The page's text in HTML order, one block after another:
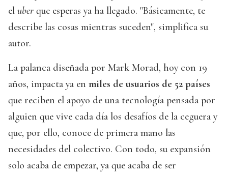
el uber que esperas ya ha llegado. "Básicamente, te
describe las cosas mientras suceden", simplifica su
autor.
La palanca diseñada por Mark Morad, hoy con 19
años, impacta ya en miles de usuarios de 52 países
que reciben el apoyo de una tecnología pensada por
alguien que vive cada día los desafíos de la ceguera y
que, por ello, conoce de primera mano las
necesidades del colectivo. Con todo, su expansión
solo acaba de empezar, ya que acaba de ser